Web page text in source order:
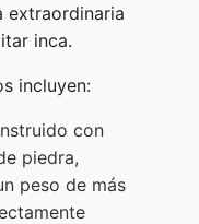
extraordinaria
inca.
incluyen:
con
piedra,
peso de más